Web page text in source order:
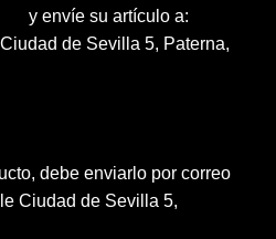
y envíe su artículo a:
de Sevilla 5, Paterna,
debe enviarlo por correo
Ciudad de Sevilla 5,